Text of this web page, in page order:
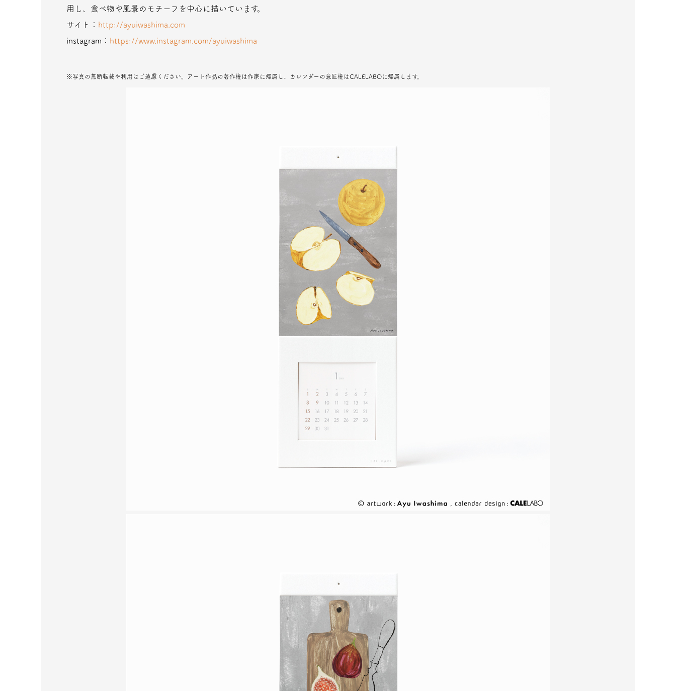
用し、食べ物や風景のモチーフを中心に描いています。
サイト： http://ayuiwashima.com
instagram： https://www.instagram.com/ayuiwashima
※写真の無断転載や利用はご遠慮ください。アート作品の著作権は作家に帰属し、カレンダーの意匠権はCALELABOに帰属します。